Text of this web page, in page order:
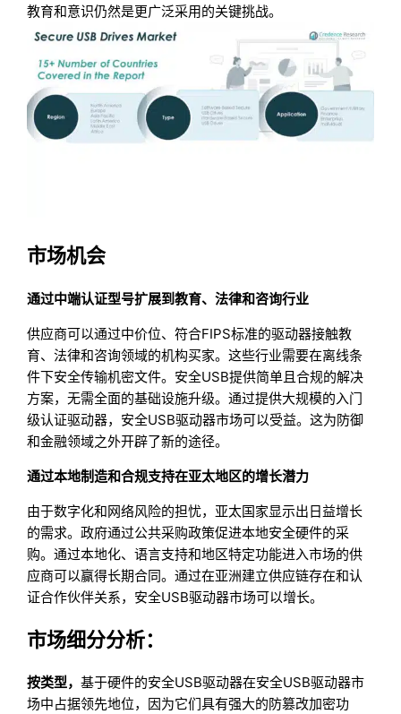
教育和意识仍然是更广泛采用的关键挑战。
市场机会
通过中端认证型号扩展到教育、法律和咨询行业
供应商可以通过中价位、符合FIPS标准的驱动器接触教
育、法律和咨询领域的机构买家。这些行业需要在离线条
件下安全传输机密文件。安全USB提供简单且合规的解决
方案，无需全面的基础设施升级。通过提供大规模的入门
级认证驱动器，安全USB驱动器市场可以受益。这为防御
和金融领域之外开辟了新的途径。
通过本地制造和合规支持在亚太地区的增长潜力
由于数字化和网络风险的担忧，亚太国家显示出日益增长
的需求。政府通过公共采购政策促进本地安全硬件的采
购。通过本地化、语言支持和地区特定功能进入市场的供
应商可以赢得长期合同。通过在亚洲建立供应链存在和认
证合作伙伴关系，安全USB驱动器市场可以增长。
市场细分分析：
按类型，基于硬件的安全USB驱动器在安全USB驱动器市
场中占据领先地位，因为它们具有强大的防篡改加密功